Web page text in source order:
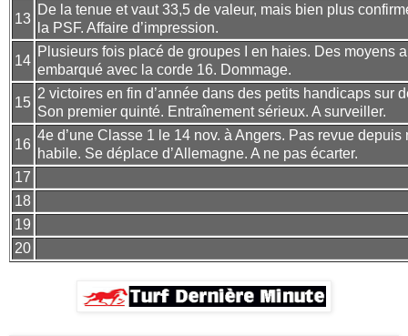
13
De la tenue et vaut 33,5 de valeur, mais bien plus
la PSF. Affaire d’impression.
14
Plusieurs fois placé de groupes I en haies. Des moyens
embarqué avec la corde 16. Dommage.
15
2 victoires en fin d’année dans des petits handicaps sur
Son premier quinté. Entraînement sérieux. A surveiller.
16
4e d’une Classe 1 le 14 nov. à Angers. Pas revue depuis
habile. Se déplace d’Allemagne. A ne pas écarter.
17
18
19
20